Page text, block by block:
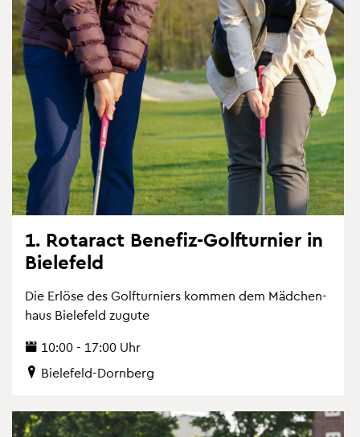
1. Ro­ta­ract Be­ne­fiz-Golf­tur­nier in
Bie­le­feld
Die Er­lö­se des Golf­tur­niers kom­men dem Mäd­chen­
haus Bie­le­feld zu­gu­te
10:00 - 17:00 Uhr
Bie­le­feld-Dorn­berg